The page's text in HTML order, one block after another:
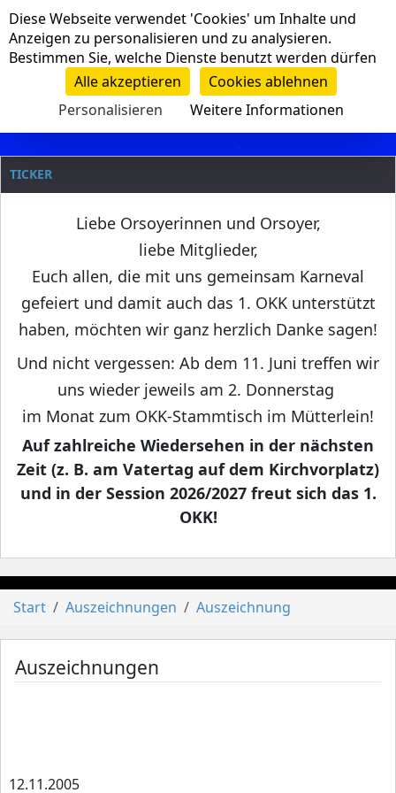
Navigation
Clanname
TICKER
Liebe Orsoyerinnen und Orsoyer,
liebe Mitglieder,
Euch allen, die mit uns gemeinsam Karneval
gefeiert und damit auch das 1. OKK unterstützt
haben, möchten wir ganz herzlich Danke sagen!
Und nicht vergessen: Ab dem 11. Juni treffen wir
uns wieder jeweils am 2. Donnerstag
im Monat zum OKK-Stammtisch im Mütterlein!
Auf zahlreiche Wiedersehen in der nächsten
Zeit (z. B. am Vatertag auf dem Kirchvorplatz)
und in der Session 2026/2027 freut sich das 1.
OKK!
Start Auszeichnungen Auszeichnung
Auszeichnungen
12.11.2005
Cookie-Einstellungen
Diese Webseite verwendet 'Cookies' um Inhalte und
Anzeigen zu personalisieren und zu analysieren.
Bestimmen Sie, welche Dienste benutzt werden dürfen
Alle akzeptieren
Cookies ablehnen
Personalisieren
Weitere Informationen